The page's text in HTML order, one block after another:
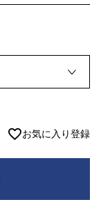
お気に入り登録